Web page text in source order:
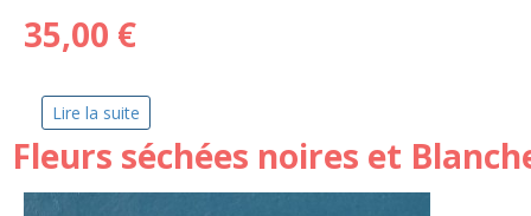
35,00 €
Lire la suite
Fleurs séchées noires et